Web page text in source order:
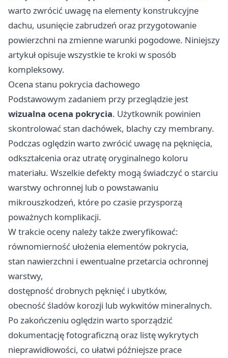
warto zwrócić uwagę na elementy konstrukcyjne
dachu, usunięcie zabrudzeń oraz przygotowanie
powierzchni na zmienne warunki pogodowe. Niniejszy
artykuł opisuje wszystkie te kroki w sposób
kompleksowy.
Ocena stanu pokrycia dachowego
Podstawowym zadaniem przy przeglądzie jest
wizualna ocena pokrycia. Użytkownik powinien
skontrolować stan dachówek, blachy czy membrany.
Podczas oględzin warto zwrócić uwagę na pęknięcia,
odkształcenia oraz utratę oryginalnego koloru
materiału. Wszelkie defekty mogą świadczyć o starciu
warstwy ochronnej lub o powstawaniu
mikrouszkodzeń, które po czasie przysporzą
poważnych komplikacji.
W trakcie oceny należy także zweryfikować:
równomierność ułożenia elementów pokrycia,
stan nawierzchni i ewentualne przetarcia ochronnej
warstwy,
dostępność drobnych pęknięć i ubytków,
obecność śladów korozji lub wykwitów mineralnych.
Po zakończeniu oględzin warto sporządzić
dokumentację fotograficzną oraz listę wykrytych
nieprawidłowości, co ułatwi późniejsze prace